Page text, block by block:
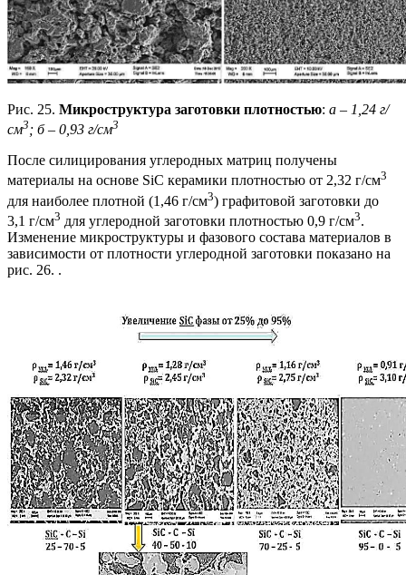
Рис. 25. Микроструктура заготовки плотностью: а – 1,24 г/
см3; б – 0,93 г/см3
После силицирования углеродных матриц получены
материалы на основе SiC керамики плотностью от 2,32 г/см3
для наиболее плотной (1,46 г/см3) графитовой заготовки до
3,1 г/см3 для углеродной заготовки плотностью 0,9 г/см3.
Изменение микроструктуры и фазового состава материалов в
зависимости от плотности углеродной заготовки показано на
рис. 26. .